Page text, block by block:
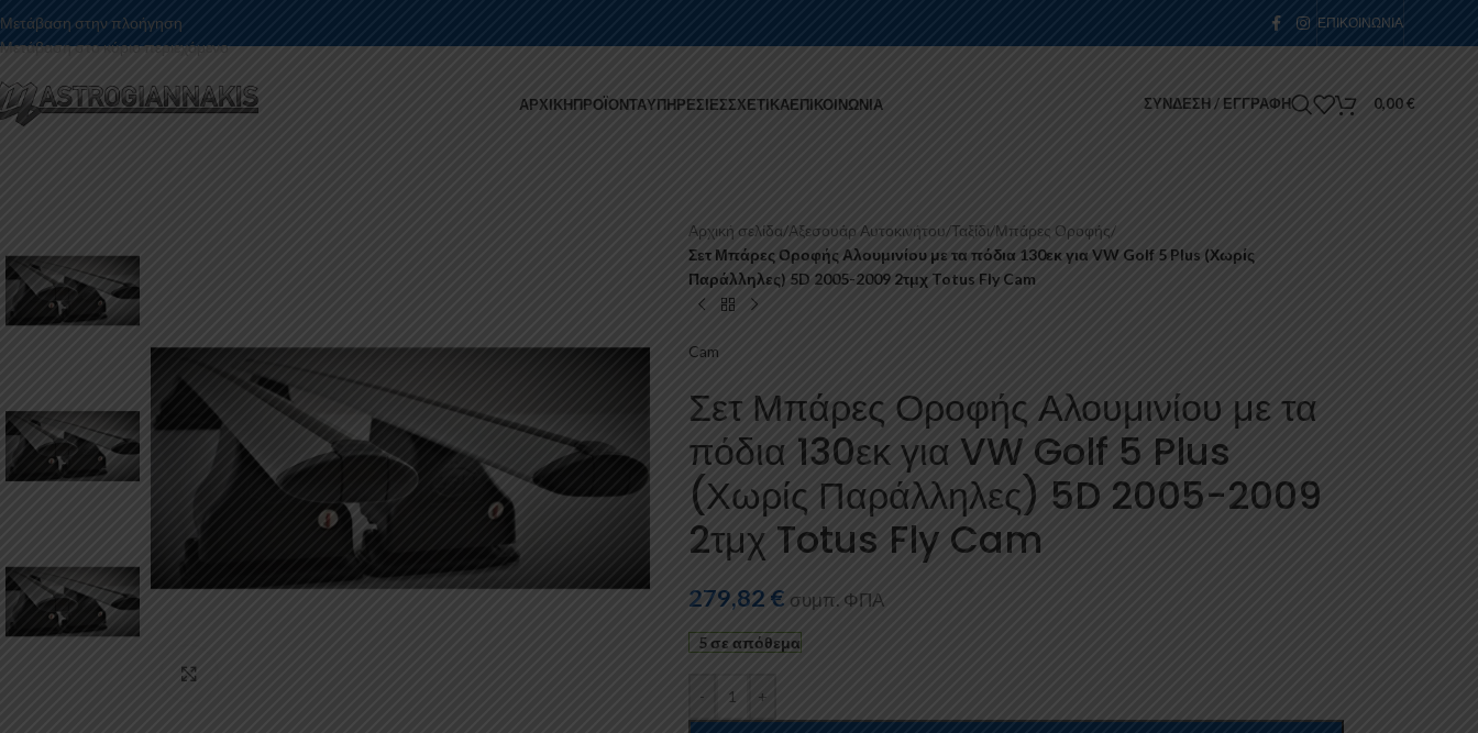
Μετάβαση στην πλοήγηση
Μετάβαση στο κύριο περιεχόμενο
ΕΠΙΚΟΙΝΩΝΊΑ
ΑΡΧΙΚΉΠΡΟΪΌΝΤΑΥΠΗΡΕΣΊΕΣΣΧΕΤΙΚΆΕΠΙΚΟΙΝΩΝΊΑ ΣΎΝΔΕΣΗ / ΕΓΓΡΑΦΉ 0,00€
Αρχική σελίδα/Αξεσουάρ Αυτοκινήτου/Ταξίδι/Μπάρες Οροφής/
Σετ Μπάρες Οροφής Αλουμινίου με τα πόδια 130εκ για VW Golf 5 Plus (Χωρίς
Παράλληλες) 5D 2005-2009 2τμχ Totus Fly Cam
Cam
Σετ Μπάρες Οροφής Αλουμινίου με τα
πόδια 130εκ για VW Golf 5 Plus
(Χωρίς Παράλληλες) 5D 2005-2009
2τμχ Totus Fly Cam
279,82 € συμπ. ΦΠΑ
5 σε απόθεμα
- +